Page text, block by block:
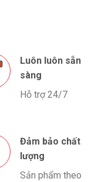
Luôn luôn sẵn
sàng
Hỗ trợ 24/7
Đảm bảo chất
lượng
Sản phẩm theo